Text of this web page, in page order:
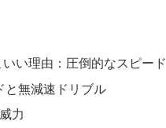
い理由：圧倒的なスピード
と無減速ドリブル
力